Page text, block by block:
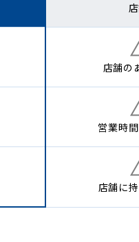
店舗の
営業時
店舗に